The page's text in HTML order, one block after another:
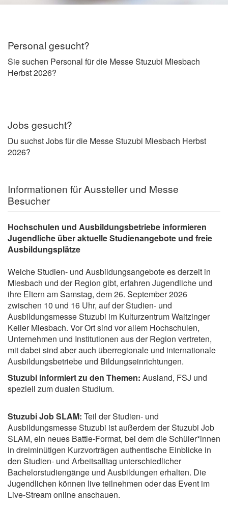
Personal gesucht?
Sie suchen Personal für die Messe Stuzubi Miesbach
Herbst 2026?
Jobs gesucht?
Du suchst Jobs für die Messe Stuzubi Miesbach Herbst
2026?
Informationen für Aussteller und Messe
Besucher
Hochschulen und Ausbildungsbetriebe informieren
Jugendliche über aktuelleStudienangebote und freie
Ausbildungsplätze
Welche Studien- und Ausbildungsangebote es derzeit in
Miesbach und der Region gibt, erfahren Jugendliche und
ihre Eltern am Samstag, dem 26. September 2026
zwischen 10 und 16 Uhr, auf der Studien- und
Ausbildungsmesse Stuzubi im Kulturzentrum Waitzinger
Keller Miesbach. Vor Ort sind vor allem Hochschulen,
Unternehmen und Institutionen aus der Region vertreten,
mit dabei sind aber auch überregionale und internationale
Ausbildungsbetriebe und Bildungseinrichtungen.
Stuzubi informiert zu den Themen: Ausland, FSJ und
speziell zum dualen Studium.
Stuzubi Job SLAM: Teil der Studien- und
Ausbildungsmesse Stuzubi ist außerdem der Stuzubi Job
SLAM, ein neues Battle-Format, bei dem die Schüler*innen
in dreiminütigen Kurzvorträgen authentische Einblicke in
den Studien- und Arbeitsalltag unterschiedlicher
Bachelorstudiengänge und Ausbildungen erhalten. Die
Jugendlichen können live teilnehmen oder das Event im
Live-Stream online anschauen.